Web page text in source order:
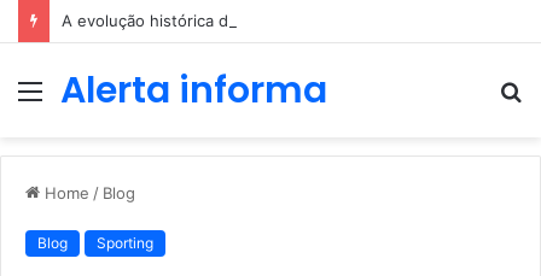
A evolução histórica das apostas ao longo dos séculos
MenuAlerta informa
Home / Blog
Blog Sporting